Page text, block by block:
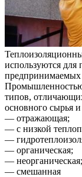
используются для
предпринимаемых
Промышленностью
типов,
основного сырья
— отражающая;
— с низкой
—
— органическая;
— неорганическая;
— смешанная